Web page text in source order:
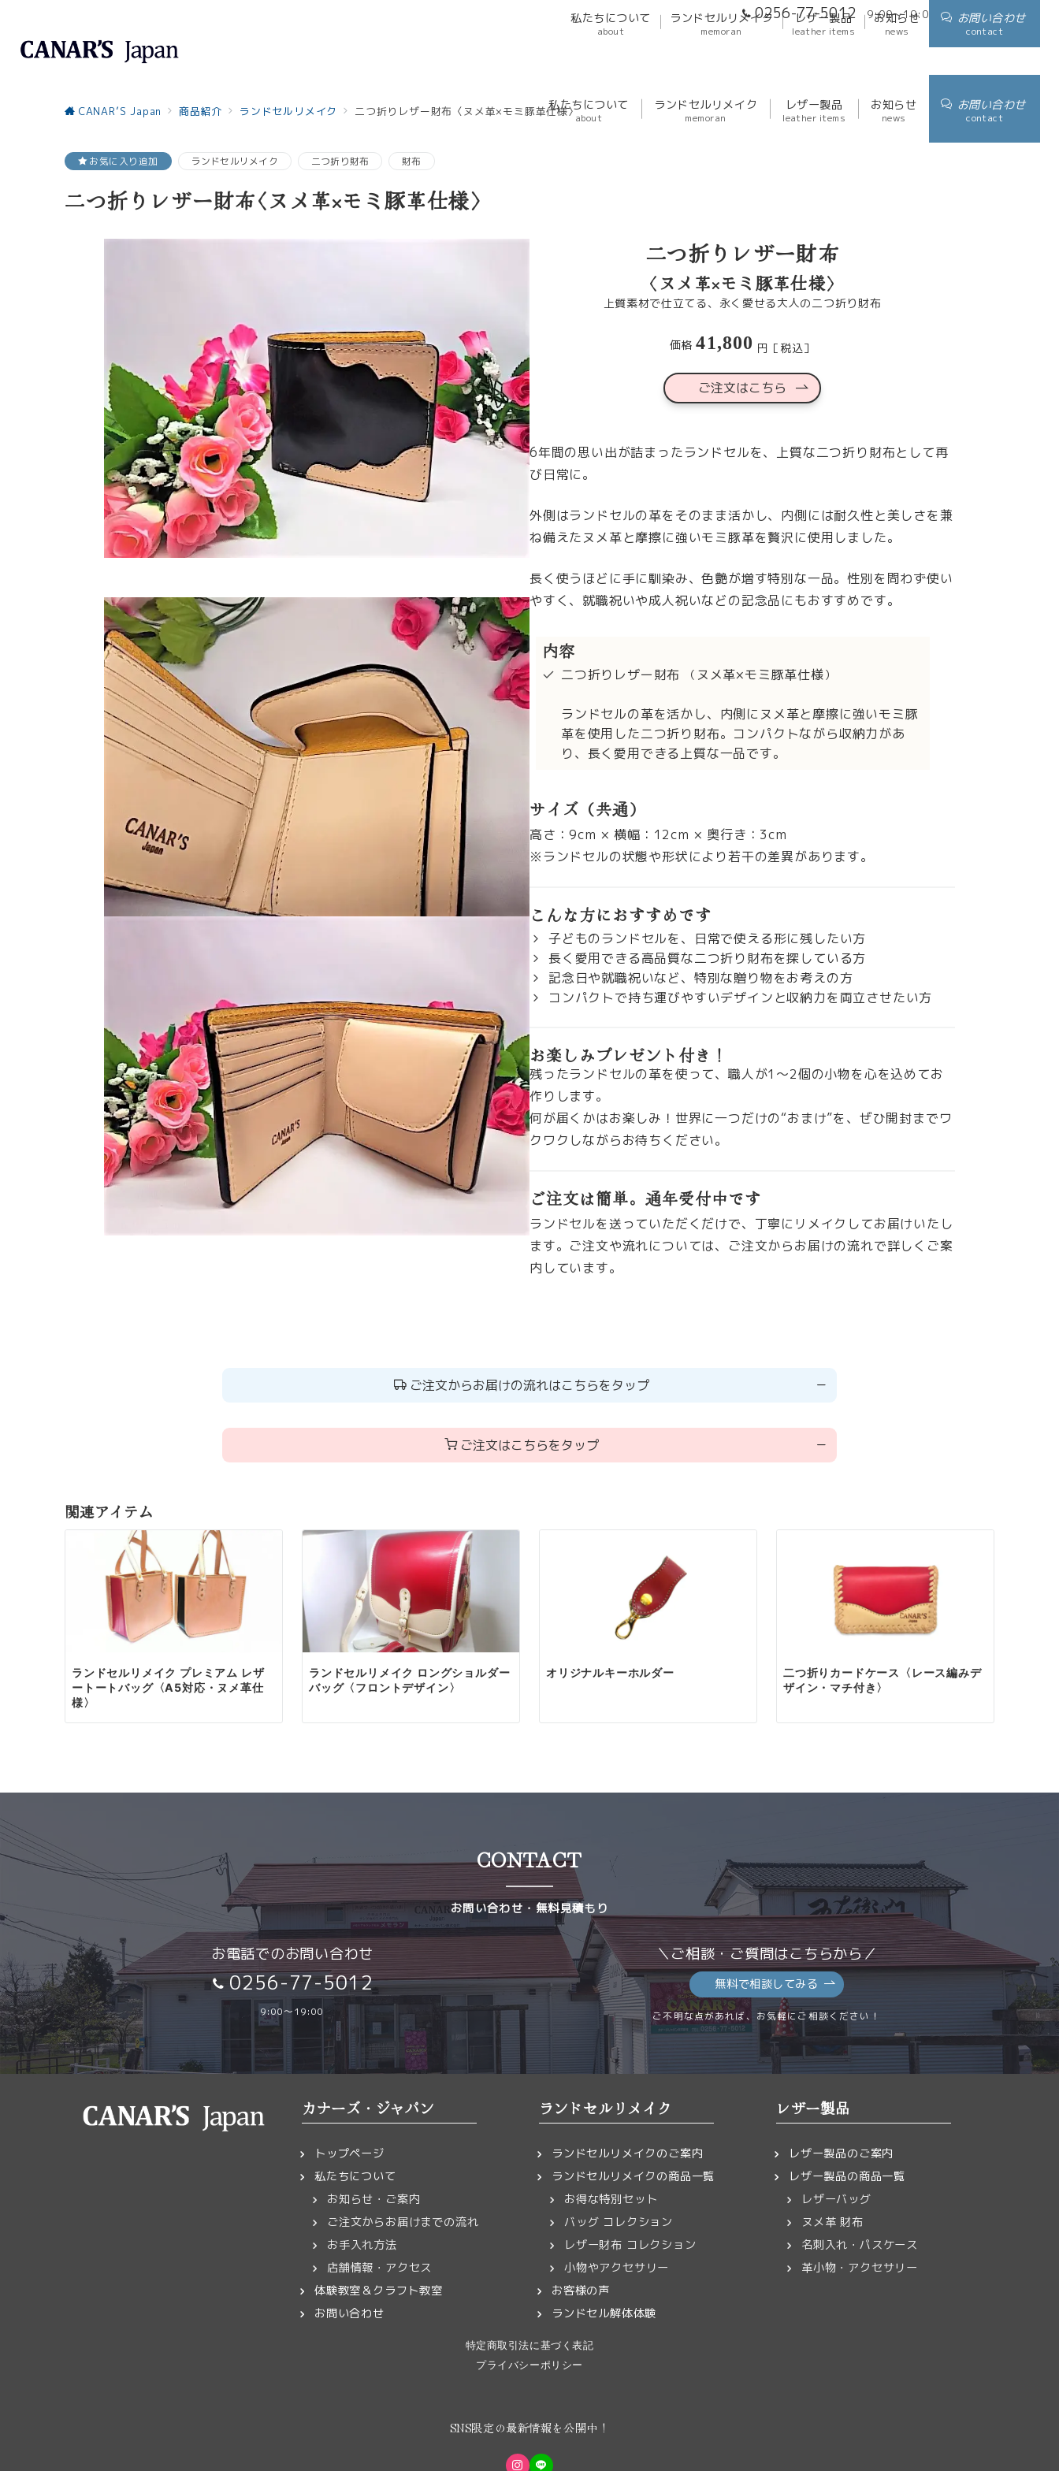
0256-77-5012 9:00～19:00 アクセス
私たちについて
about
ランドセルリメイク
memoran
レザー製品
leather items
お知らせ
news
お問い合わせ
contact
私たちについて
about
ランドセルリメイク
memoran
レザー製品
leather items
お知らせ
news
お問い合わせ
contact
CANAR’S Japan 商品紹介 ランドセルリメイク 二つ折りレザー財布〈ヌメ革×モミ豚革仕様〉
お気に入り追加 ランドセルリメイク 二つ折り財布 財布
二つ折りレザー財布〈ヌメ革×モミ豚革仕様〉
二つ折りレザー財布
〈ヌメ革×モミ豚革仕様〉
上質素材で仕立てる、永く愛せる大人の二つ折り財布
価格 41,800 円［税込］
ご注文はこちら
6年間の思い出が詰まったランドセルを、上質な二つ折り財布として再
び日常に。
外側はランドセルの革をそのまま活かし、内側には耐久性と美しさを兼
ね備えたヌメ革と摩擦に強いモミ豚革を贅沢に使用しました。
長く使うほどに手に馴染み、色艶が増す特別な一品。性別を問わず使い
やすく、就職祝いや成人祝いなどの記念品にもおすすめです。
内容
二つ折りレザー財布 （ ヌメ革×モミ豚革仕様）
ランドセルの革を活かし、内側にヌメ革と摩擦に強いモミ豚
革を使用した二つ折り財布。コンパクトながら収納力があ
り、長く愛用できる上質な一品です。
サイズ（共通）
高さ：9cm × 横幅：12cm × 奥行き：3cm
※ランドセルの状態や形状により若干の差異があります。
こんな方におすすめです
子どものランドセルを、日常で使える形に残したい方
長く愛用できる高品質な二つ折り財布を探している方
記念日や就職祝いなど、特別な贈り物をお考えの方
コンパクトで持ち運びやすいデザインと収納力を両立させたい方
お楽しみプレゼント付き！
残ったランドセルの革を使って、職人が1〜2個の小物を心を込めてお
作りします。
何が届くかはお楽しみ！世界に一つだけの“おまけ”を、ぜひ開封までワ
クワクしながらお待ちください。
ご注文は簡単。通年受付中です
ランドセルを送っていただくだけで、丁寧にリメイクしてお届けいたし
ます。ご注文や流れについては、ご注文からお届けの流れで詳しくご案
内しています。
ご注文からお届けの流れはこちらをタップ
お問い合わせ・ご注文
お問い合わせページ（メールフォーム）または お電話にてご連絡ください。
お電話での対応は AM9:00～PM19:00 まで。
メールでのお問い合わせは24時間受け付けておりますが、21時以降のご連絡には翌日
のご返信となる場合がございます。
ご注文確定後、お客様の大切なランドセルを下記住所までお送りください。
送料はお客様のご負担となります。
送り先住所
〒959-0418 新潟県新潟市西蒲区升岡161-1
TEL:0256-77-5012
カナーズ・ジャパン株式会社
製作開始
ランドセルが弊社に届き次第、リメイク作業に入ります。
います。その際は、事前にご連絡いたします。
完成・お届け・お支払い
製品が完成しましたら、発送予定日をメールにてご連絡いたします。
お届けはヤマト運輸 宅急便コレクトにて、代引きまたはクレジットカードでのお支払
いが可能です。
ご注文はこちらをタップ
お問い合わせフォーム
ふりがな
メールアドレス
お電話番号
クラフト教室
ご相談
必須 メッセージ本文
ここにファイルをドロップして下さい
0/ 5
「どんなことでもお気軽にどうぞ。スタッフが心を込めてお返事します。」
掲載をご希望でない場合は、お気軽にその旨をご記載ください。
関連アイテム
ランドセルリメイク プレミアム レザ
ートートバッグ〈A5対応・ヌメ革仕
様〉
ランドセルリメイク ロングショルダー
バッグ〈フロントデザイン〉
オリジナルキーホルダー
二つ折りカードケース〈レース編みデ
ザイン・マチ付き〉
CONTACT
お問い合わせ・無料見積もり
お電話でのお問い合わせ
0256-77-5012
9:00～19:00
＼ご相談・ご質問はこちらから／
無料で相談してみる
ご不明な点があれば、お気軽にご相談ください！
カナーズ・ジャパン
トップページ
私たちについて
お知らせ・ご案内
ご注文からお届けまでの流れ
お手入れ方法
店舗情報・アクセス
体験教室＆クラフト教室
お問い合わせ
ランドセルリメイク
ランドセルリメイクのご案内
ランドセルリメイクの商品一覧
お得な特別セット
バッグ コレクション
レザー財布 コレクション
小物やアクセサリー
お客様の声
ランドセル解体体験
レザー製品
レザー製品のご案内
レザー製品の商品一覧
レザーバッグ
ヌメ革 財布
名刺入れ・パスケース
革小物・アクセサリー
特定商取引法に基づく表記
プライバシーポリシー
SNS限定の最新情報を公開中！